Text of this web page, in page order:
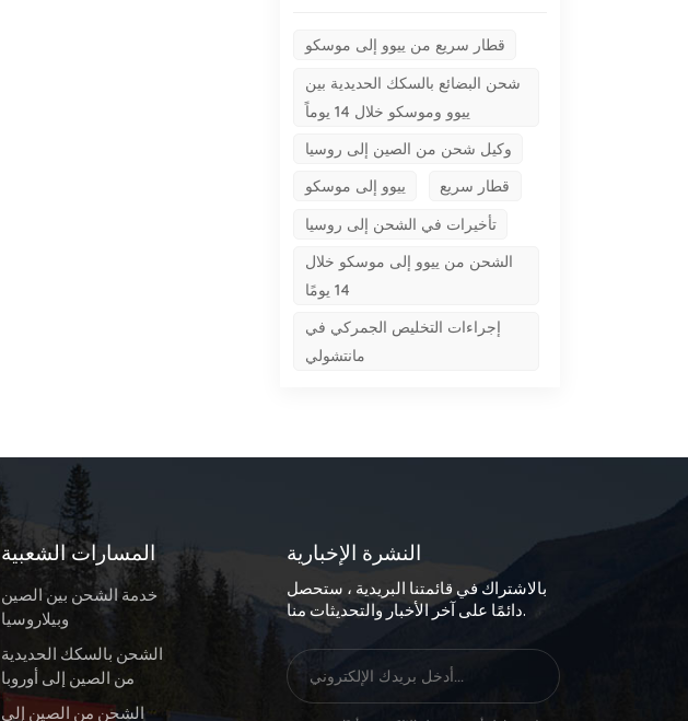
قطار سريع من ييوو إلى موسكو
شحن البضائع بالسكك الحديدية بين
ييوو وموسكو خلال 14 يوماً
وكيل شحن من الصين إلى روسيا
ييوو إلى موسكو
قطار سريع
تأخيرات في الشحن إلى روسيا
الشحن من ييوو إلى موسكو خلال
14 يومًا
إجراءات التخليص الجمركي في
مانتشولي
المسارات الشعبية
خدمة الشحن بين الصين
وبيلاروسيا
الشحن بالسكك الحديدية
من الصين إلى أوروبا
الشحن من الصين إلى
النشرة الإخبارية
بالاشتراك في قائمتنا البريدية ، ستحصل
دائمًا على آخر الأخبار والتحديثات منا.